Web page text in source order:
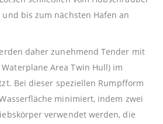
bis zum nächsten Hafen an
daher zunehmend Tender mit
Waterplane Area Twin Hull) im
Bei dieser speziellen Rumpfform
minimiert, indem zwei
verwendet werden, die